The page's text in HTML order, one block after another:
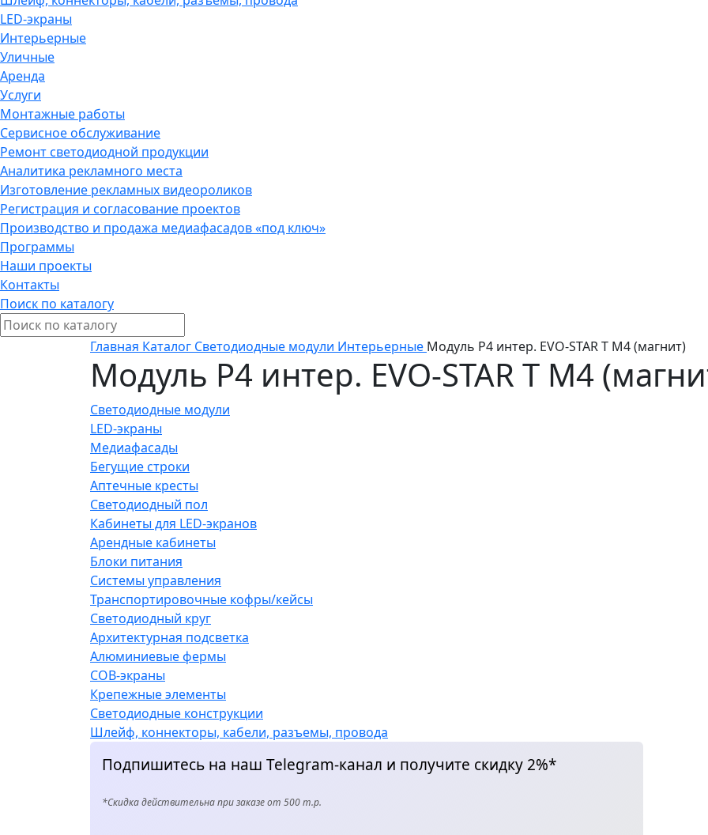
LED-экраны
Интерьерные
Уличные
Аренда
Услуги
Монтажные работы
Сервисное обслуживание
Ремонт светодиодной продукции
Аналитика рекламного места
Изготовление рекламных видеороликов
Регистрация и согласование проектов
Производство и продажа медиафасадов «под ключ»
Программы
Наши проекты
Контакты
Поиск по каталогу
Главная Каталог Светодиодные модули Интерьерные Модуль P4 интер. EVO-STAR T M4 (магнит)
Модуль P4 интер. EVO-STAR T M4
Светодиодные модули
LED-экраны
Медиафасады
Бегущие строки
Аптечные кресты
Светодиодный пол
Кабинеты для LED-экранов
Арендные кабинеты
Блоки питания
Системы управления
Транспортировочные кофры/кейсы
Светодиодный круг
Архитектурная подсветка
Алюминиевые фермы
COB-экраны
Крепежные элементы
Светодиодные конструкции
Шлейф, коннекторы, кабели, разъемы, провода
Подпишитесь на наш Telegram-канал и получите скидку 2%*
*Скидка действительна при заказе от 500 т.р.